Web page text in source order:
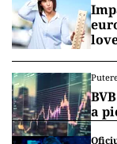
a